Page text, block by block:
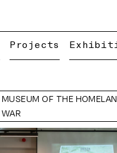
Projects
MUSEUM OF THE
WAR